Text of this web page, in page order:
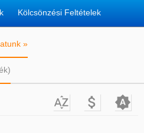
Kölcsönzési Feltételek
»
  